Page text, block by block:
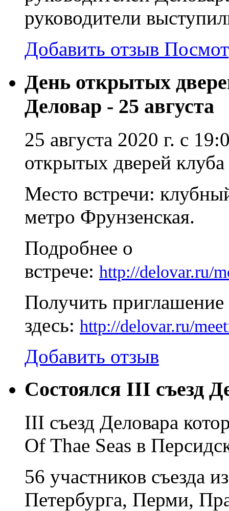
руководители
Добавить отзыв
День открытых
Деловар - 25 августа
25 августа 2020 г. с
открытых дверей
Место встречи:
метро Фрунзенская.
Подробнее о
встрече: http://delovar.ru/
Получить
здесь: http://delovar.ru/
Добавить отзыв
Состоялся III съезд
III съезд Деловара
Of Thae Seas в
56 участников съезда
Петербурга, Перми,